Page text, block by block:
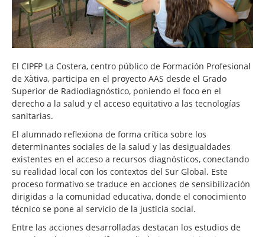
El CIPFP La Costera, centro público de Formación Profesional
de Xàtiva, participa en el proyecto AAS desde el Grado
Superior de Radiodiagnóstico, poniendo el foco en el
derecho a la salud y el acceso equitativo a las tecnologías
sanitarias.
El alumnado reflexiona de forma crítica sobre los
determinantes sociales de la salud y las desigualdades
existentes en el acceso a recursos diagnósticos, conectando
su realidad local con los contextos del Sur Global. Este
proceso formativo se traduce en acciones de sensibilización
dirigidas a la comunidad educativa, donde el conocimiento
técnico se pone al servicio de la justicia social.
Entre las acciones desarrolladas destacan los estudios de